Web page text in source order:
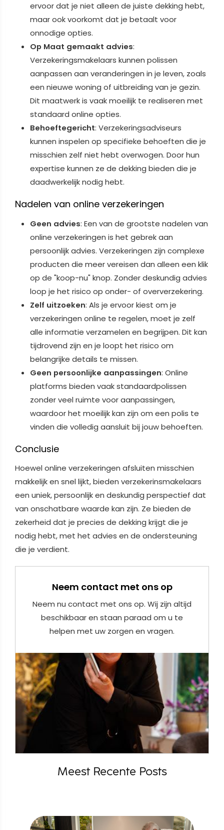
ervoor dat je niet alleen de juiste dekking hebt,
maar ook voorkomt dat je betaalt voor
onnodige opties.
Op Maat gemaakt advies:
Verzekeringsmakelaars kunnen polissen
aanpassen aan veranderingen in je leven, zoals
een nieuwe woning of uitbreiding van je gezin.
Dit maatwerk is vaak moeilijk te realiseren met
standaard online opties.
Behoeftegericht: Verzekeringsadviseurs
kunnen inspelen op specifieke behoeften die je
misschien zelf niet hebt overwogen. Door hun
expertise kunnen ze de dekking bieden die je
daadwerkelijk nodig hebt.
Nadelen van online verzekeringen
Geen advies: Een van de grootste nadelen van
online verzekeringen is het gebrek aan
persoonlijk advies. Verzekeringen zijn complexe
producten die meer vereisen dan alleen een klik
op de "koop-nu" knop. Zonder deskundig advies
loop je het risico op onder- of oververzekering.
Zelf uitzoeken: Als je ervoor kiest om je
verzekeringen online te regelen, moet je zelf
alle informatie verzamelen en begrijpen. Dit kan
tijdrovend zijn en je loopt het risico om
belangrijke details te missen.
Geen persoonlijke aanpassingen: Online
platforms bieden vaak standaardpolissen
zonder veel ruimte voor aanpassingen,
waardoor het moeilijk kan zijn om een polis te
vinden die volledig aansluit bij jouw behoeften.
Conclusie
Hoewel online verzekeringen afsluiten misschien
makkelijk en snel lijkt, bieden verzekerinsmakelaars
een uniek, persoonlijk en deskundig perspectief dat
van onschatbare waarde kan zijn. Ze bieden de
zekerheid dat je precies de dekking krijgt die je
nodig hebt, met het advies en de ondersteuning
die je verdient.
Neem contact met ons op
Neem nu contact met ons op. Wij zijn altijd
beschikbaar en staan paraad om u te
helpen met uw zorgen en vragen.
Meest Recente Posts